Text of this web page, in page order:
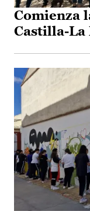
Comienza
Castilla-La